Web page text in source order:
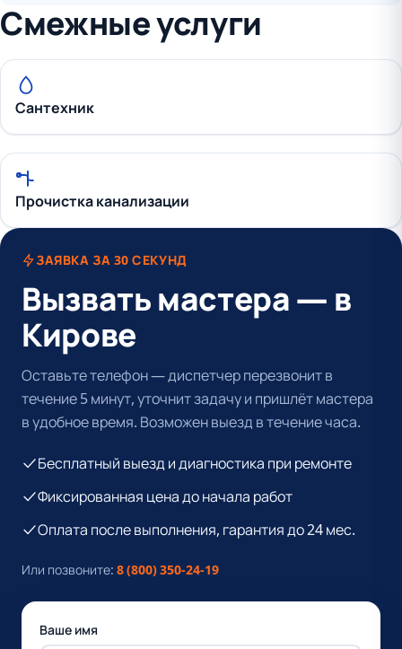
Смежные услуги
Сантехник
Прочистка канализации
ЗАЯВКА ЗА 30 СЕКУНД
Вызвать мастера — в
Кирове
Оставьте телефон — диспетчер перезвонит в
течение 5 минут, уточнит задачу и пришлёт мастера
в удобное время. Возможен выезд в течение часа.
Бесплатный выезд и диагностика при ремонте
Фиксированная цена до начала работ
Оплата после выполнения, гарантия до 24 мес.
Или позвоните: 8 (800) 350-24-19
Ваше имя